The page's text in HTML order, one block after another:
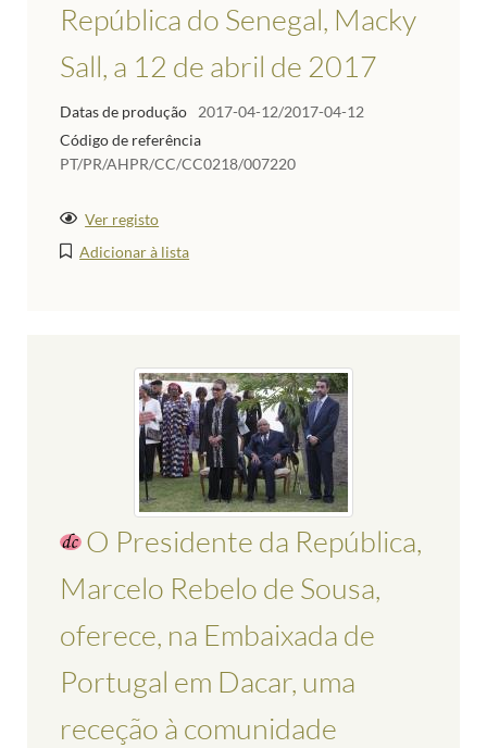
República do Senegal, Macky
Sall, a 12 de abril de 2017
Datas de produção
2017-04-12/2017-04-12
Código de referência
PT/PR/AHPR/CC/CC0218/007220
Ver registo
Adicionar à lista
O Presidente da República,
Marcelo Rebelo de Sousa,
oferece, na Embaixada de
Portugal em Dacar, uma
receção à comunidade